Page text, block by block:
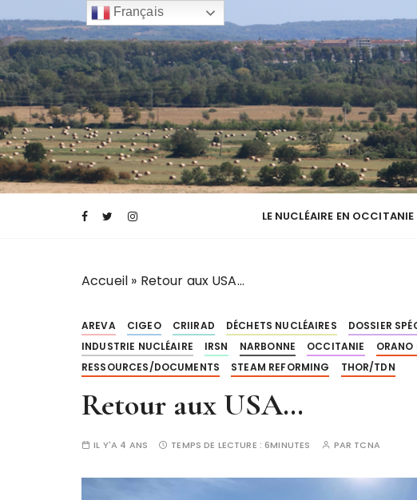
a
s
s
e
r
a
u
c
o
TCNA
Transparence des canaux de la narbonnaise
LE NUCLÉAIRE EN OCCITANIE
Accueil » Retour aux USA…
AREVA CIGEO CRIIRAD DÉCHETS NUCLÉAIRES DOSSIER
INDUSTRIE NUCLÉAIRE
IRSN NARBONNE OCCITANIE ORANO
RESSOURCES/DOCUMENTS
STEAM REFORMING THOR/TDN
Retour aux USA…
IL Y'A 4 ANS TEMPS DE LECTURE :6MINUTES PAR TCNA
Français